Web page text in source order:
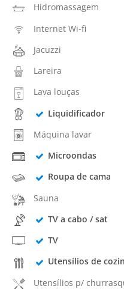
Hidromassagem
Internet Wi-fi
Jacuzzi
Lareira
Lava louças
Liquidificador
Máquina lavar
Microondas
Roupa de cama
Sauna
TV a cabo / sat
TV
Utensílios de
Utensílios p/